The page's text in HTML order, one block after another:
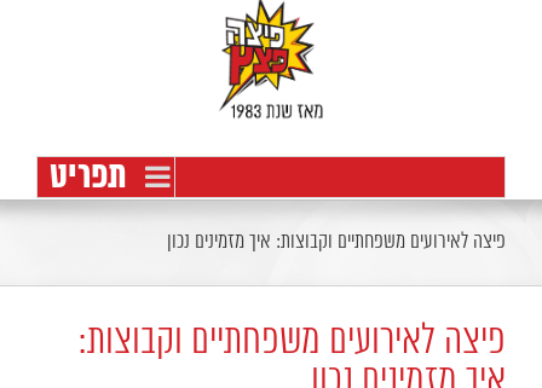
פיצה לאירועים משפחתיים וקבוצות: איך מזמינים נכון
פיצה לאירועים משפחתיים וקבוצות: